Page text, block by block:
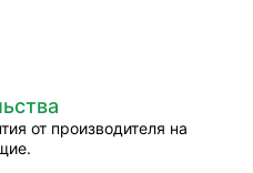
от производителя на